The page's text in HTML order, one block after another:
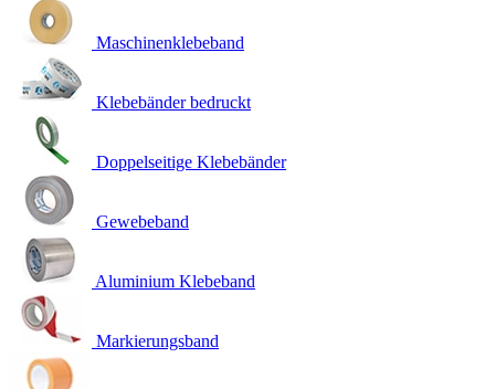
Maschinenklebeband
Klebebänder bedruckt
Doppelseitige Klebebänder
Gewebeband
Aluminium Klebeband
Markierungsband